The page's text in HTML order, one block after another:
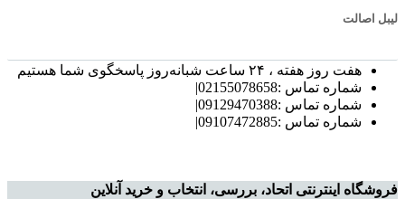
لیبل اصالت
هفت روز هفته ، ۲۴ ساعت شبانه‌روز پاسخگوی شما هستیم
شماره تماس :02155078658|
شماره تماس :09129470388|
شماره تماس :09107472885|
فروشگاه اینترنتی اتحاد، بررسی، انتخاب و خرید آنلاین